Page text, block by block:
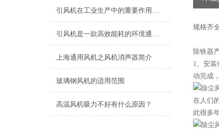
引风机在工业生产中的重要作用及发展趋势
引风机是一款高效能耗的环境通风设备
上海​通用风机之风机消声器简介
玻璃钢风机的适用范围
高温风机吸力不好有什么原因？
规格齐
除铁器
1、安
动完成
在人们
此很多